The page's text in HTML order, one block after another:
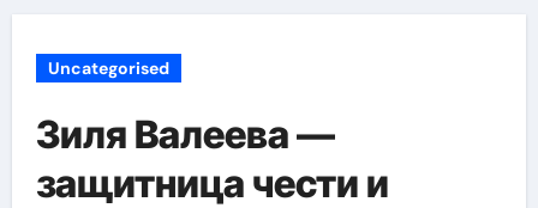
Uncategorised
Зиля Валеева —
защитница чести и